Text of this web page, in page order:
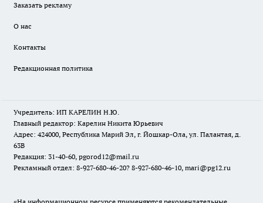
Заказать рекламу
О нас
Контакты
Редакционная политика
Учредитель: ИП КАРЕЛИН Н.Ю.
Главный редактор: Карелин Никита Юрьевич
Адрес: 424000, Республика Марий Эл, г. Йошкар-Ола, ул. Палантая, д.
63В
Редакция: 31-40-60, pgorod12@mail.ru
Рекламный отдел: 8-927-680-46-20? 8-927-680-46-10, mari@pg12.ru